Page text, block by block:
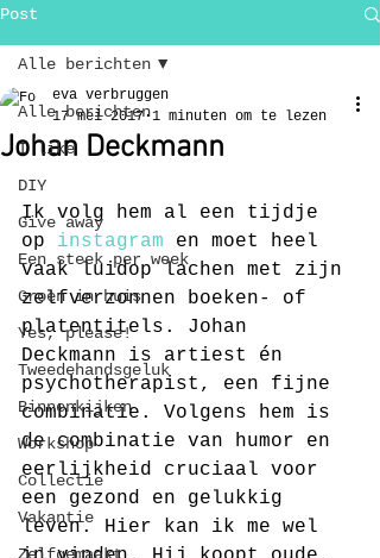
Post
Alle berichten
I like
DIY
Give away
Een steek per week
Groen in huis
Yes, please!
Tweedehandsgeluk
Binnenkijken
Workshop
Collectie
Vakantie
Zelfgemaakt
Alle berichten
Johan Deckmann
eva verbruggen
17 mei 2017 1 minuten om te lezen
Ik volg hem al een tijdje
op instagram en moet heel
vaak luidop lachen met zijn
zelfverzonnen boeken- of
platentitels. Johan
Deckmann is artiest én
psychotherapist, een fijne
combinatie. Volgens hem is
de combinatie van humor en
eerlijkheid cruciaal voor
een gezond en gelukkig
leven. Hier kan ik me wel